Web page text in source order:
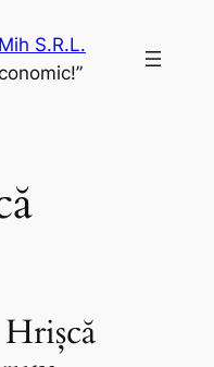
S.R.L.